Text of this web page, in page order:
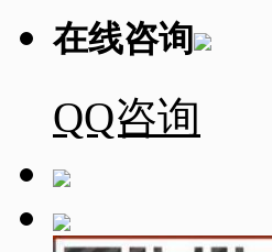
在线咨询
QQ咨询